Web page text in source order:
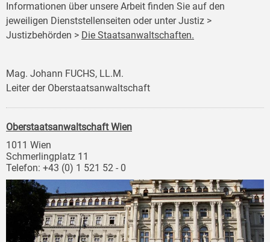
Informationen über unsere Arbeit finden Sie auf den
jeweiligen Dienststellenseiten oder unter Justiz >
Justizbehörden > Die Staatsanwaltschaften.
Mag. Johann FUCHS, LL.M.
Leiter der Oberstaatsanwaltschaft
Oberstaatsanwaltschaft Wien
1011 Wien
Schmerlingplatz 11
Telefon: +43 (0) 1 521 52 - 0